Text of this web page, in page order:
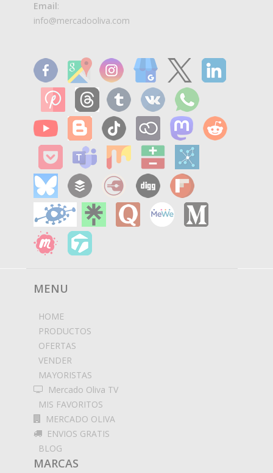
Email:
info@mercadooliva.com
MENU
HOME
PRODUCTOS
OFERTAS
VENDER
MAYORISTAS
Mercado Oliva TV
MIS FAVORITOS
MERCADO OLIVA
ENVIOS GRATIS
BLOG
MARCAS